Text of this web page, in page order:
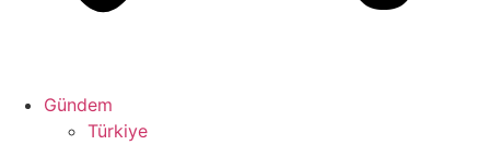
Gündem
Türkiye